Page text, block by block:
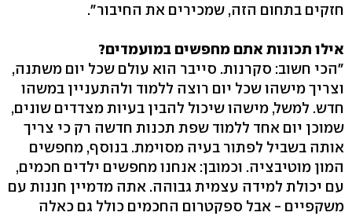
חזקים בתחום הזה, שמכירים את החיבור‭."‬
אילו תכונות אתם מחפשים במועמדים?
"הכי חשוב: סקרנות. סייבר הוא עולם שכל יום משתנה,
וצריך מישהו שכל יום רוצה ללמוד ולהתעניין במשהו
חדש. למשל, מישהו שיכול להבין בעיות מצדדים שונים,
שמוכן יום אחד ללמוד שפת תכנות חדשה רק כי צריך
אותה בשביל לפתור בעיה מסוימת. בנוסף, מחפשים
המון מוטיבציה. וכמובן: אנחנו מחפשים ילדים חכמים,
עם יכולת למידה עצמית גבוהה. אתה מדמיין חננות עם
משקפיים - אבל ספקטרום החכמים כולל גם כאלה